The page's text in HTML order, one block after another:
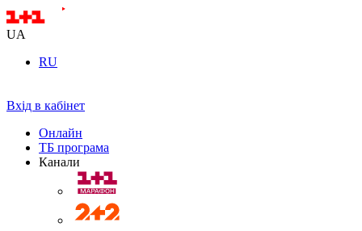
UA
RU
Вхід в кабінет
Онлайн
ТБ програма
Канали